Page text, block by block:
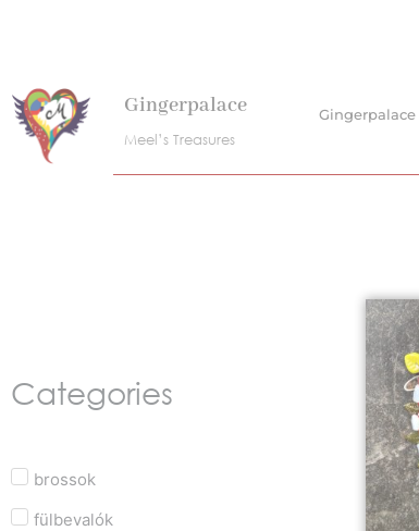
content
Gingerpalace
Meel’s Treasures
Gingerpalace
Categories
brossok
fülbevalók